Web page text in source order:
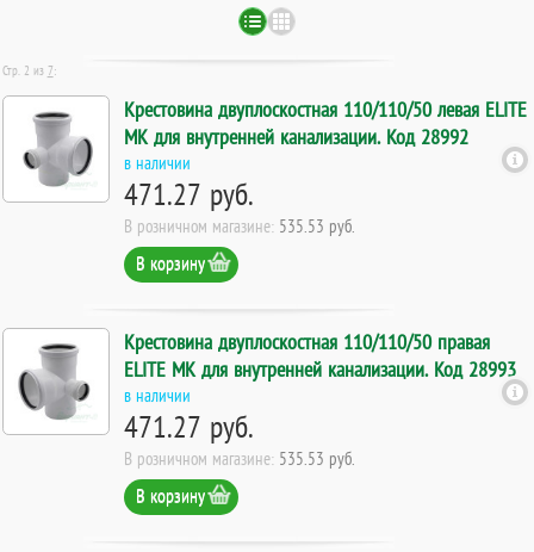
Стр. 2 из 7:
Крестовина двуплоскостная 110/110/50 левая ELITE
МК для внутренней канализации. Код 28992
в наличии
471.27 руб.
В розничном магазине: 535.53 руб.
В корзину
Крестовина двуплоскостная 110/110/50 правая
ELITE МК для внутренней канализации. Код 28993
в наличии
471.27 руб.
В розничном магазине: 535.53 руб.
В корзину